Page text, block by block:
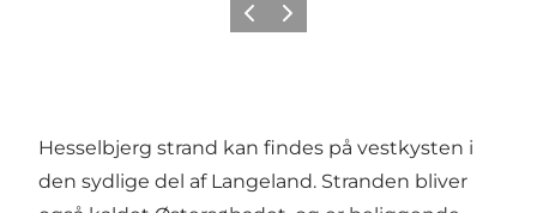
ForrigeNæste
Hesselbjerg strand kan findes på vestkysten i
den sydlige del af Langeland. Stranden bliver